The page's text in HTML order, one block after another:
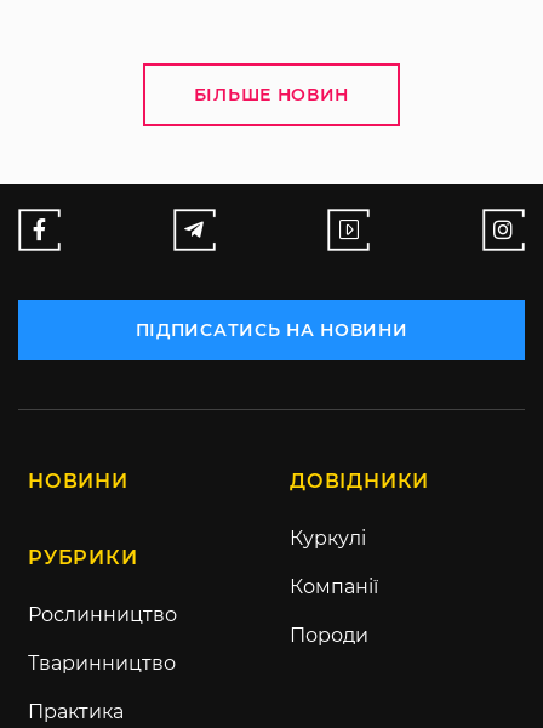
БІЛЬШЕ НОВИН
ПІДПИСАТИСЬ НА НОВИНИ
НОВИНИ
РУБРИКИ
Рослинництво
Тваринництво
Практика
ДОВІДНИКИ
Куркулі
Компанії
Породи